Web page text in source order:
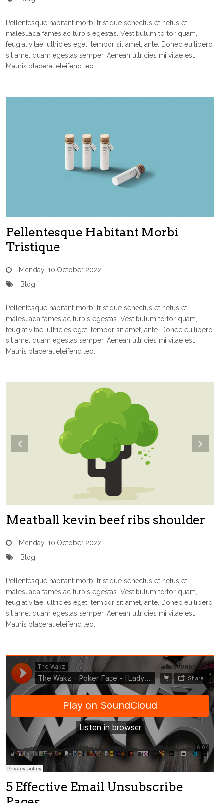
Pellentesque habitant morbi tristique senectus et netus et
malesuada fames ac turpis egestas. Vestibulum tortor quam,
feugiat vitae, ultricies eget, tempor sit amet, ante. Donec eu libero
sit amet quam egestas semper. Aenean ultricies mi vitae est.
Mauris placerat eleifend leo.
Pellentesque Habitant Morbi
Tristique
Monday, 10 October 2022
Blog
Pellentesque habitant morbi tristique senectus et netus et
malesuada fames ac turpis egestas. Vestibulum tortor quam,
feugiat vitae, ultricies eget, tempor sit amet, ante. Donec eu libero
sit amet quam egestas semper. Aenean ultricies mi vitae est.
Mauris placerat eleifend leo.
Previous
Meatball kevin beef ribs shoulder
Monday, 10 October 2022
Blog
Pellentesque habitant morbi tristique senectus et netus et
malesuada fames ac turpis egestas. Vestibulum tortor quam,
feugiat vitae, ultricies eget, tempor sit amet, ante. Donec eu libero
sit amet quam egestas semper. Aenean ultricies mi vitae est.
Mauris placerat eleifend leo.
5 Effective Email Unsubscribe